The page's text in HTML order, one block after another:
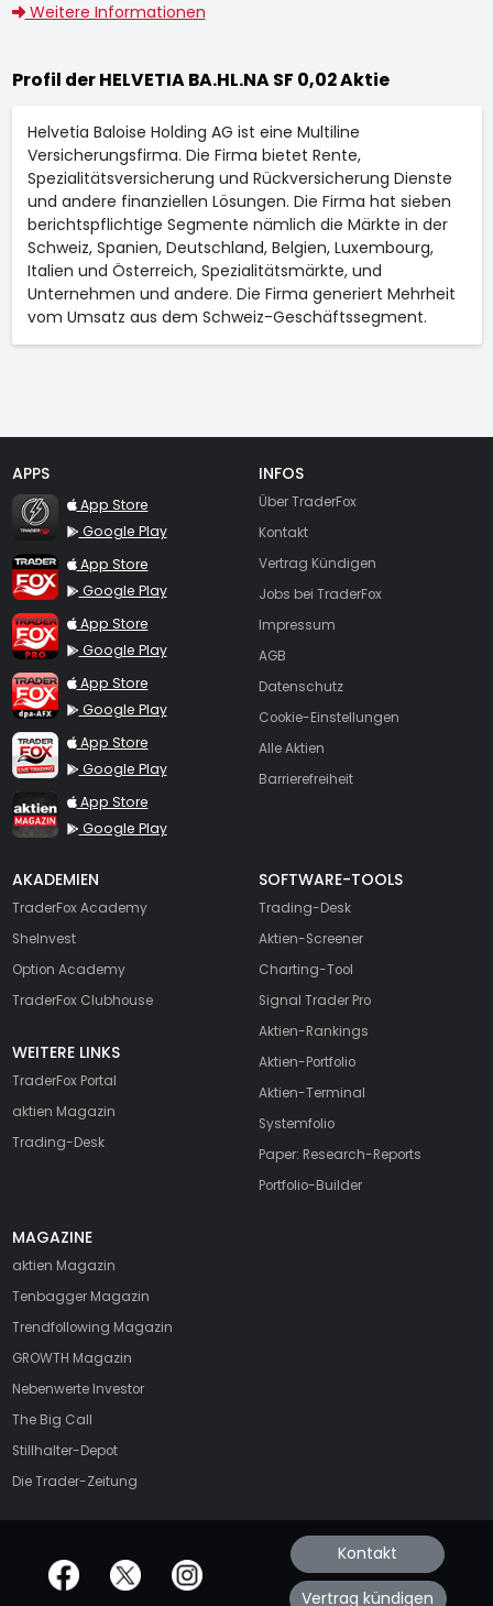
Weitere Informationen
Profil der HELVETIA BA.HL.NA SF 0,02 Aktie
Helvetia Baloise Holding AG ist eine Multiline
Versicherungsfirma. Die Firma bietet Rente,
Spezialitätsversicherung und Rückversicherung Dienste
und andere finanziellen Lösungen. Die Firma hat sieben
berichtspflichtige Segmente nämlich die Märkte in der
Schweiz, Spanien, Deutschland, Belgien, Luxembourg,
Italien und Österreich, Spezialitätsmärkte, und
Unternehmen und andere. Die Firma generiert Mehrheit
vom Umsatz aus dem Schweiz-Geschäftssegment.
APPS
TraderFox Flash
App Store
Google Play
TraderFox App
App Store
Google Play
TraderFox Pro
App Store
Google Play
TraderFox dpa-AFX ProFeed
App Store
Google Play
TraderFox Live Trading
App Store
Google Play
TraderFox aktien Magazin
App Store
Google Play
INFOS
Über TraderFox
Kontakt
Vertrag Kündigen
Jobs bei TraderFox
Impressum
AGB
Datenschutz
Cookie-Einstellungen
Alle Aktien
Barrierefreiheit
AKADEMIEN
TraderFox Academy
SheInvest
Option Academy
TraderFox Clubhouse
WEITERE LINKS
TraderFox Portal
aktien Magazin
Trading-Desk
SOFTWARE-TOOLS
Trading-Desk
Aktien-Screener
Charting-Tool
Signal Trader Pro
Aktien-Rankings
Aktien-Portfolio
Aktien-Terminal
Systemfolio
Paper: Research-Reports
Portfolio-Builder
MAGAZINE
aktien Magazin
Tenbagger Magazin
Trendfollowing Magazin
GROWTH Magazin
Nebenwerte Investor
The Big Call
Stillhalter-Depot
Die Trader-Zeitung
offizielle Social Media-Accounts Kontakt
Vertrag kündigen